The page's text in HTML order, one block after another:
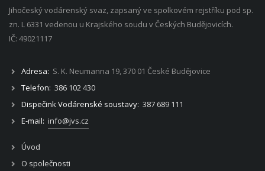
Jihočeský vodárenský svaz, zapsaný ve spolkovém rejstříku pod sp.
zn. L 6331 vedenou u Krajského soudu v Českých Budějovicích.
IČ: 49021117
Adresa: S. K. Neumanna 19, 370 01 České Budějovice
Telefon: 386 102 430
Dispečink Vodárenské soustavy: 387 689 111
E-mail: info@jvs.cz
Úvod
O společnosti